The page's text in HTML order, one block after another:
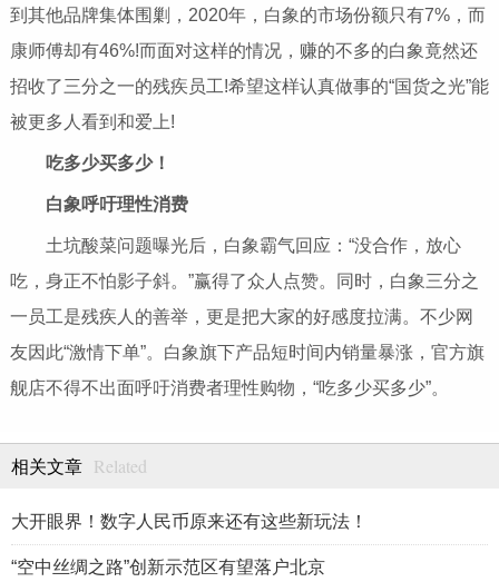
到其他品牌集体围剿，2020年，白象的市场份额只有7%，而
康师傅却有46%!而面对这样的情况，赚的不多的白象竟然还
招收了三分之一的残疾员工!希望这样认真做事的“国货之光”能
被更多人看到和爱上!
吃多少买多少！
白象呼吁理性消费
土坑酸菜问题曝光后，白象霸气回应：“没合作，放心
吃，身正不怕影子斜。”赢得了众人点赞。同时，白象三分之
一员工是残疾人的善举，更是把大家的好感度拉满。不少网
友因此“激情下单”。白象旗下产品短时间内销量暴涨，官方旗
舰店不得不出面呼吁消费者理性购物，“吃多少买多少”。
相关文章 Related
大开眼界！数字人民币原来还有这些新玩法！
“空中丝绸之路”创新示范区有望落户北京